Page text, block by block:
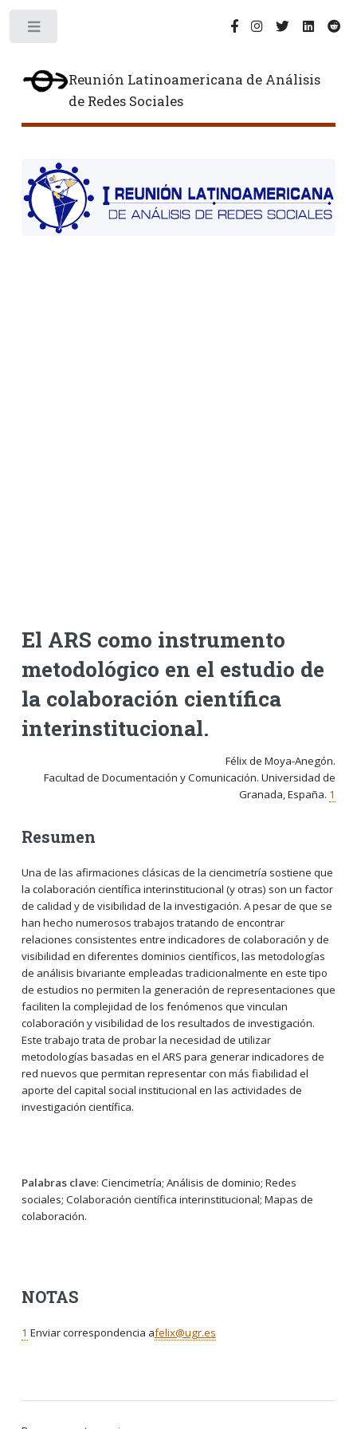
Reunión Latinoamericana de Análisis
de Redes Sociales
El ARS como instrumento
metodológico en el estudio de
la colaboración científica
interinstitucional.
Félix de Moya-Anegón.
Facultad de Documentación y Comunicación. Universidad de
Granada, España. 1
Resumen
Una de las afirmaciones clásicas de la ciencimetría sostiene que
la colaboración científica interinstitucional (y otras) son un factor
de calidad y de visibilidad de la investigación. A pesar de que se
han hecho numerosos trabajos tratando de encontrar
relaciones consistentes entre indicadores de colaboración y de
visibilidad en diferentes dominios científicos, las metodologías
de análisis bivariante empleadas tradicionalmente en este tipo
de estudios no permiten la generación de representaciones que
faciliten la complejidad de los fenómenos que vinculan
colaboración y visibilidad de los resultados de investigación.
Este trabajo trata de probar la necesidad de utilizar
metodologías basadas en el ARS para generar indicadores de
red nuevos que permitan representar con más fiabilidad el
aporte del capital social institucional en las actividades de
investigación científica.
Palabras clave: Ciencimetría; Análisis de dominio; Redes
sociales; Colaboración científica interinstitucional; Mapas de
colaboración.
NOTAS
1 Enviar correspondencia afelix@ugr.es